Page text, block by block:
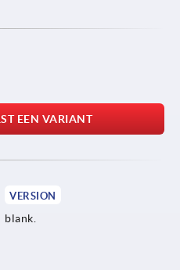
EEN VARIANT
VERSION
blank.